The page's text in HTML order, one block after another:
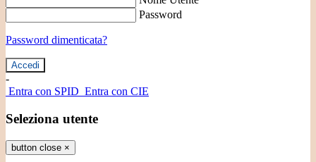
Password
Password dimenticata?
-
Entra con SPID Entra con CIE
Seleziona utente
button close ×